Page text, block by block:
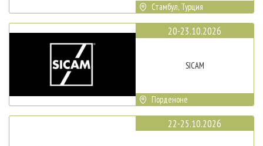
Стамбул, Турция
20-23.10.2026
SICAM
Порденоне
22-25.10.2026